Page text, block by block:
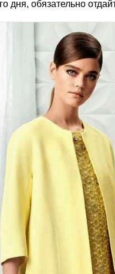
дня, обязательно